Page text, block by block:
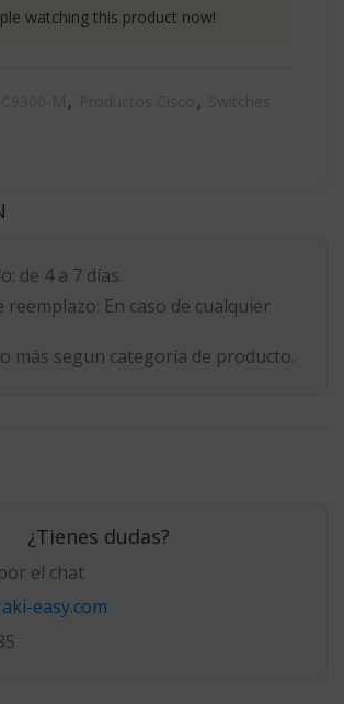
watching this product now!
, ,
de 4 a 7 días.
reemplazo: En caso de cualquier
más segun categoría de producto.
¿Tienes dudas?
el chat
easy.com